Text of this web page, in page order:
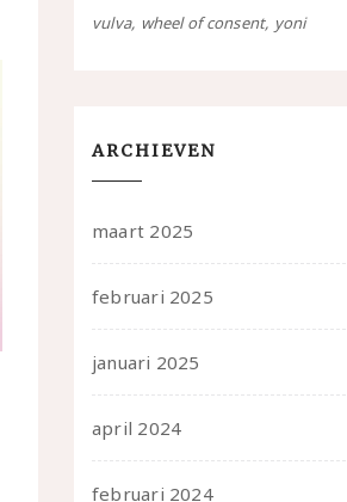
vulva wheel of consent yoni
ARCHIEVEN
maart 2025
februari 2025
januari 2025
april 2024
februari 2024